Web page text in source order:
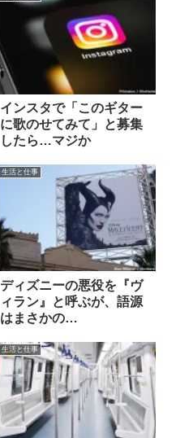
インスタで「このギター
に歌のせてみて」と募集
したら…マジか
生活と仕事
ディズニーの悪役を『ヴ
ィラン』と呼ぶが、語源
はまさかの…
生活と仕事